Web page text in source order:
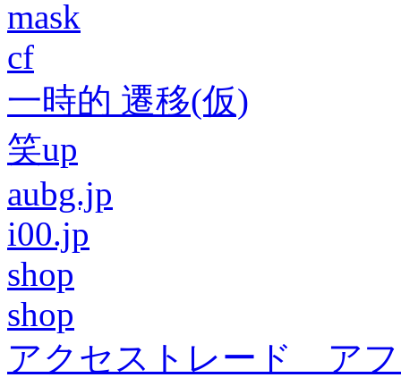
mask
cf
一時的 遷移(仮)
笑up
aubg.jp
i00.jp
shop
shop
アクセストレード ア